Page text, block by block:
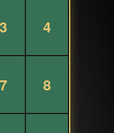
3 4
7 8